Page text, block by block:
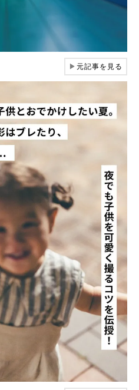
▶元記事を見る